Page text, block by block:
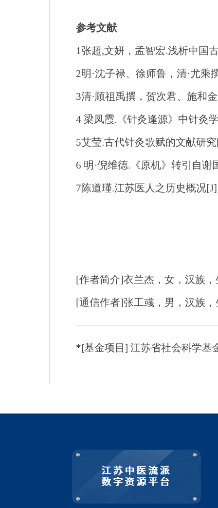
参考文献
1张超,文妍，孟智宏.浅析中国
2明·沈子禄、 徐师鲁，清·尤乘
3清·顾祖禹撰，贺次君、施和
4 梁凤霞. 《针灸逢源》中针灸
5艾莹.古代针灸歌赋的文献研究
6 明·倪维德. 《原机》转引自
7陈道瑾.江苏医人之历史概况
[作者简介]衣兰杰，女，汉族，
[通信作者]张工彧，男，汉族，
*[基金项目 ] 江苏省社会科学基